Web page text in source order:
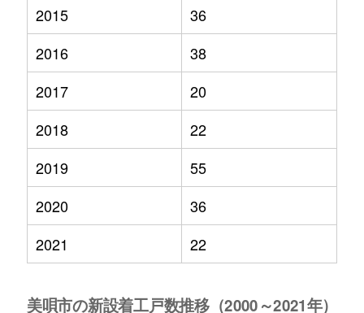
2015
36
2016
38
2017
20
2018
22
2019
55
2020
36
2021
22